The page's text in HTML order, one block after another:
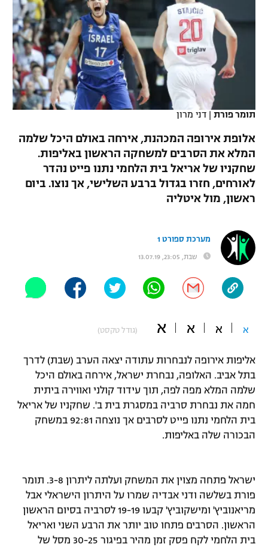
VOD
רץ ברשת
לוח שידורים
ברחבה
"מעל הליגה" – פודקאסט
"מחצית בשכונה" – פודקאסט
משתתפים וזוכים בפרסים
תקנון משתתפים וזוכים בפרסים
תקנון עבור פעילות אלקטרה
תקנון עבור פעילות ספורט 1 – "מרלן"
טניס
גיימינג E-Sports
מדיניות פרטיות
תקנון פעילות ספורט 1
נבחרת ישראל
מכבי חיפה
בית"ר ירושלים
מכבי תל אביב
הפועל חיפה
הפועל באר שבע
בני יהודה
ליגה ספרדית
ליגה איטלקית
ליגה צרפתית
ליגה הולנדית
ליגה טורקית
ליגה סינית
ליגה ברזילאית
ליגות נוספות
כדורסל נשים
מכבי תל אביב
הפועל חולון
הפועל ירושלים
יורוליג
יורוקאפ
טניס
כדוריד
שחייה
ג'ודו
אגרוף
ספורט אולימפי
UFC
היאבקות WWE
אופניים
ספורט מוטורי
פוטבול אמריקאי NFL
בייסבול MLB
ספורט אתגרי ואקסטרים
גיימינג E-Sports
תומר פורת | דני מרון
אלופת אירופה המכהנת, אירחה באולם היכל שלמה
המלא את הסרבים למשחקה הראשון באליפות.
שחקניו של אריאל בית הלחמי נתנו פייט נהדר
לאורחים, חזרו בגדול ברבע השלישי, אך נוצו. ביום
ראשון, מול איטליה
מערכת ספורט 1
שבת, 23:05, 13.07.19
א א א א (גודל טקסט)
אליפות אירופה לנבחרות עתודה יצאה הערב (שבת) לדרך
בתל אביב. האלופה, נבחרת ישראל, אירחה באולם היכל
שלמה המלא מפה לפה, תוך עידוד קולני ואווירה ביתית
חמה את נבחרת סרביה במסגרת בית ב'. שחקניו של אריאל
בית הלחמי נתנו פייט לסרבים אך נוצחה 92:81 במשחק
הבכורה שלה באליפות.
ישראל פתחה מצוין את המשחק ועלתה ליתרון 3-8. תומר
פורת בשלשה ודני אבדיה שמרו על היתרון הישראלי אבל
מריאנוביץ' ומישקוביץ' קבעו 19-19 לסרביה בסיום הראשון
הראשון. הסרבים פתחו טוב יותר את הרבע השני ואריאל
בית הלחמי לקח פסק זמן מהיר בפיגור 30-25 מסל של